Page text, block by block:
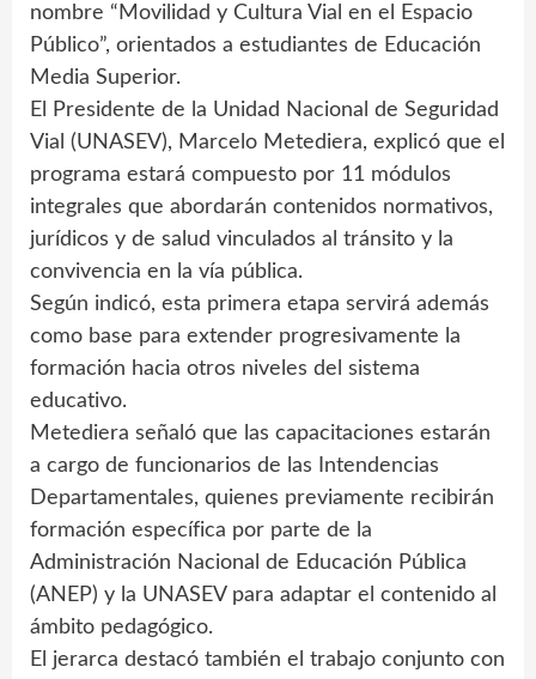
nombre “Movilidad y Cultura Vial en el Espacio
Público”, orientados a estudiantes de Educación
Media Superior.
El Presidente de la Unidad Nacional de Seguridad
Vial (UNASEV), Marcelo Metediera, explicó que el
programa estará compuesto por 11 módulos
integrales que abordarán contenidos normativos,
jurídicos y de salud vinculados al tránsito y la
convivencia en la vía pública.
Según indicó, esta primera etapa servirá además
como base para extender progresivamente la
formación hacia otros niveles del sistema
educativo.
Metediera señaló que las capacitaciones estarán
a cargo de funcionarios de las Intendencias
Departamentales, quienes previamente recibirán
formación específica por parte de la
Administración Nacional de Educación Pública
(ANEP) y la UNASEV para adaptar el contenido al
ámbito pedagógico.
El jerarca destacó también el trabajo conjunto con